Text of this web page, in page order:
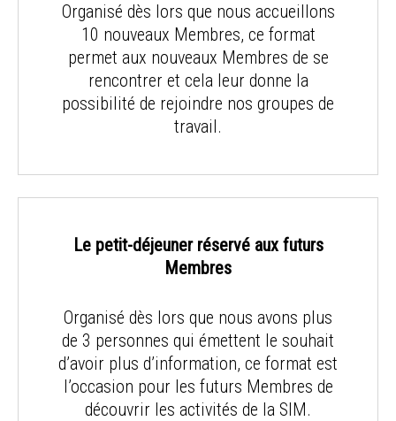
Organisé dès lors que nous accueillons
10 nouveaux Membres, ce format
permet aux nouveaux Membres de se
rencontrer et cela leur donne la
possibilité de rejoindre nos groupes de
travail.
Le petit-déjeuner réservé aux futurs
Membres
Organisé dès lors que nous avons plus
de 3 personnes qui émettent le souhait
d’avoir plus d’information, ce format est
l’occasion pour les futurs Membres de
découvrir les activités de la SIM.